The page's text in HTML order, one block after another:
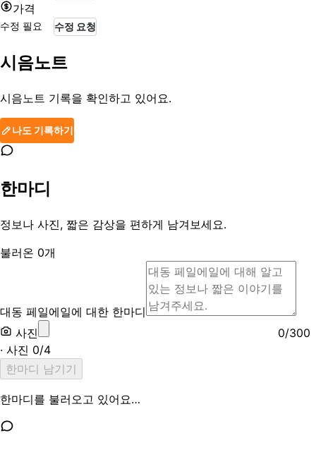
가격
수정 필요 수정 요청
시음노트
시음노트 기록을 확인하고 있어요.
나도 기록하기
한마디
정보나 사진, 짧은 감상을 편하게 남겨보세요.
불러온 0개
대동 페일에일에 대한 한마디
사진
0/300
· 사진 0/4
한마디 남기기
한마디를 불러오고 있어요…